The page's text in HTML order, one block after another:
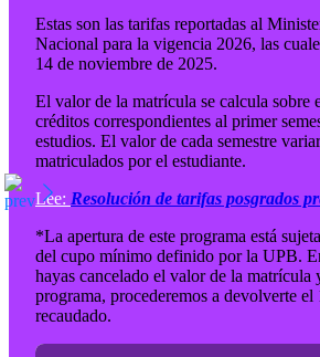
Estas son las tarifas reportadas al
Nacional para la vigencia 2026, las
14 de noviembre de 2025.
El valor de la matrícula se calcula sobre
créditos correspondientes al primer
estudios. El valor de cada semestre
matriculados por el estudiante.
Lee: Resolución de tarifas posgrados
*La apertura de este programa está
del cupo mínimo definido por la UPB.
hayas cancelado el valor de la matrícula
programa, procederemos a devolverte
recaudado.